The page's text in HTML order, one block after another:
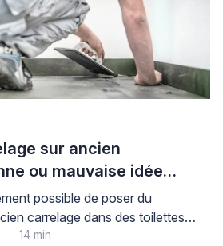
sur ancien
ou mauvaise idée
?possible de poser du
carrelage dans des toilettes,
existant soit parfaitement
14 min